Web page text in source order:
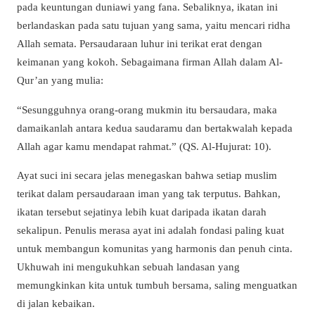
pada keuntungan duniawi yang fana. Sebaliknya, ikatan ini
berlandaskan pada satu tujuan yang sama, yaitu mencari ridha
Allah semata. Persaudaraan luhur ini terikat erat dengan
keimanan yang kokoh. Sebagaimana firman Allah dalam Al-
Qur’an yang mulia:
“Sesungguhnya orang-orang mukmin itu bersaudara, maka
damaikanlah antara kedua saudaramu dan bertakwalah kepada
Allah agar kamu mendapat rahmat.” (QS. Al-Hujurat: 10).
Ayat suci ini secara jelas menegaskan bahwa setiap muslim
terikat dalam persaudaraan iman yang tak terputus. Bahkan,
ikatan tersebut sejatinya lebih kuat daripada ikatan darah
sekalipun. Penulis merasa ayat ini adalah fondasi paling kuat
untuk membangun komunitas yang harmonis dan penuh cinta.
Ukhuwah ini mengukuhkan sebuah landasan yang
memungkinkan kita untuk tumbuh bersama, saling menguatkan
di jalan kebaikan.